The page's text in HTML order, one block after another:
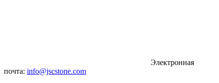
Электронная
почта: info@jscstone.com